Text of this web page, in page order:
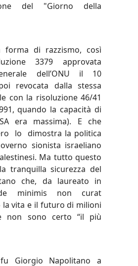
del "Giorno della
di razzismo, così
3379 approvata
dell’ONU il 10
revocata dalla stessa
con la risoluzione 46/41
quando la capacità di
era massima). E che
lo dimostra la politica
sionista israeliano
Ma tutto questo
tranquilla sicurezza del
che, da laureato in
de minimis non curat
la vita e il futuro di milioni
non sono certo “il più
Giorgio Napolitano a